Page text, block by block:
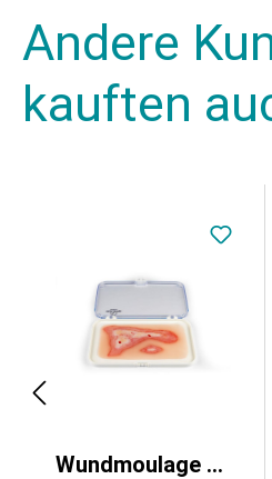
Andere
kauften
Wundmoulage Verbrühung